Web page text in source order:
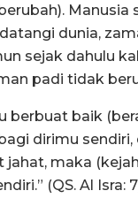
Manusia
dunia,
sejak dahulu
padi tidak
berbuat baik
dirimu sendiri,
jahat, maka
(QS. Al Isra: